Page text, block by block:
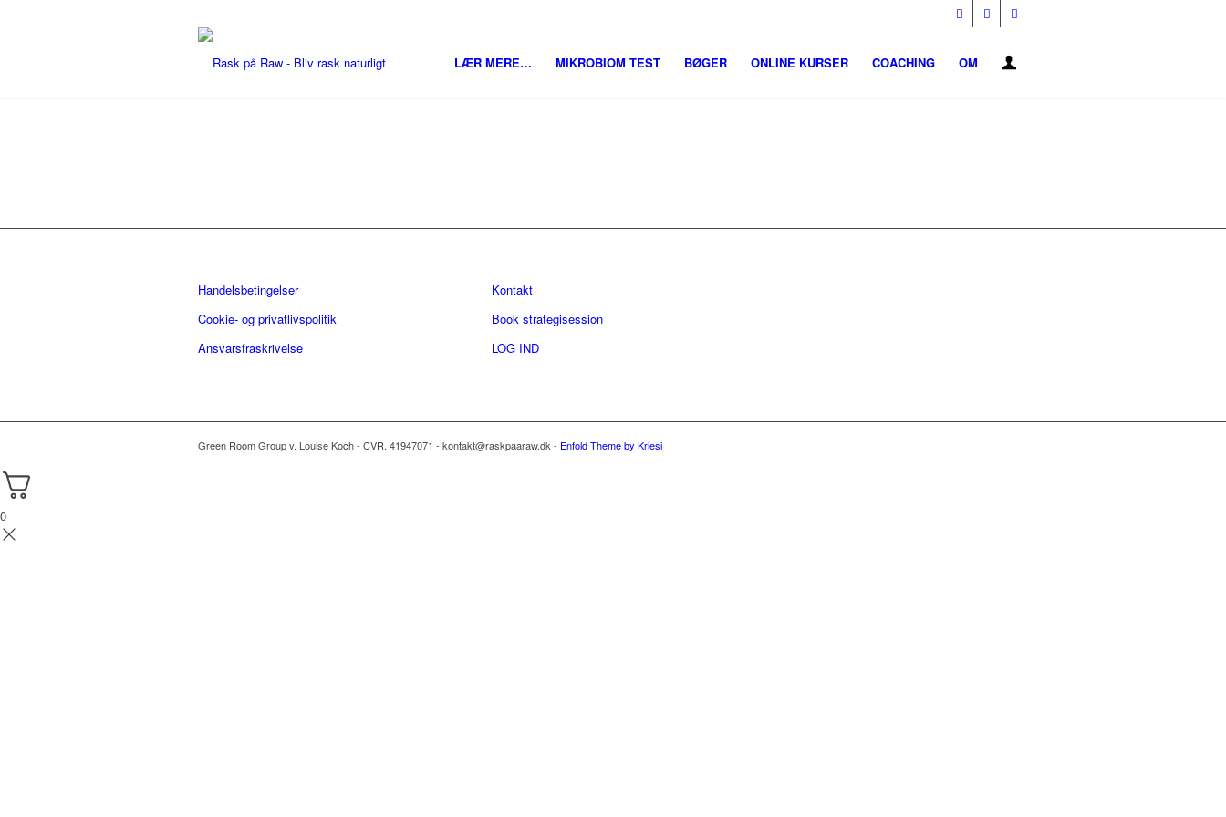
LÆR MERE… MIKROBIOM TEST BØGER ONLINE KURSER COACHING OM
Handelsbetingelser
Cookie- og privatlivspolitik
Ansvarsfraskrivelse
Kontakt
Book strategisession
LOG IND
Green Room Group v. Louise Koch - CVR. 41947071 - kontakt@raskpaaraw.dk - Enfold Theme by Kriesi
0